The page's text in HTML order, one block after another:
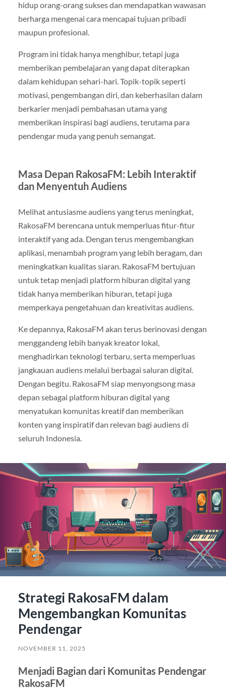
hidup orang-orang sukses dan mendapatkan wawasan
berharga mengenai cara mencapai tujuan pribadi
maupun profesional.
Program ini tidak hanya menghibur, tetapi juga
memberikan pembelajaran yang dapat diterapkan
dalam kehidupan sehari-hari. Topik-topik seperti
motivasi, pengembangan diri, dan keberhasilan dalam
berkarier menjadi pembahasan utama yang
memberikan inspirasi bagi audiens, terutama para
pendengar muda yang penuh semangat.
Masa Depan RakosaFM: Lebih Interaktif
dan Menyentuh Audiens
Melihat antusiasme audiens yang terus meningkat,
RakosaFM berencana untuk memperluas fitur-fitur
interaktif yang ada. Dengan terus mengembangkan
aplikasi, menambah program yang lebih beragam, dan
meningkatkan kualitas siaran. RakosaFM bertujuan
untuk tetap menjadi platform hiburan digital yang
tidak hanya memberikan hiburan, tetapi juga
memperkaya pengetahuan dan kreativitas audiens.
Ke depannya, RakosaFM akan terus berinovasi dengan
menggandeng lebih banyak kreator lokal,
menghadirkan teknologi terbaru, serta memperluas
jangkauan audiens melalui berbagai saluran digital.
Dengan begitu. RakosaFM siap menyongsong masa
depan sebagai platform hiburan digital yang
menyatukan komunitas kreatif dan memberikan
konten yang inspiratif dan relevan bagi audiens di
seluruh Indonesia.
Strategi RakosaFM dalam
Mengembangkan Komunitas
Pendengar
NOVEMBER 11, 2025
Menjadi Bagian dari Komunitas Pendengar
RakosaFM